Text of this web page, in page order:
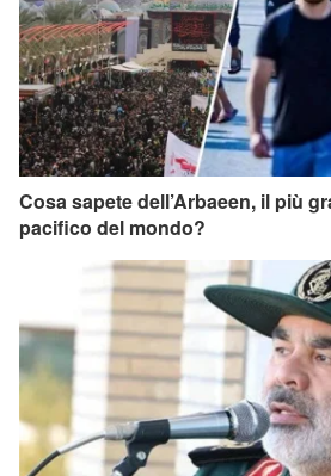
Cosa sapete dell’Arbaeen, il più
pacifico del mondo?